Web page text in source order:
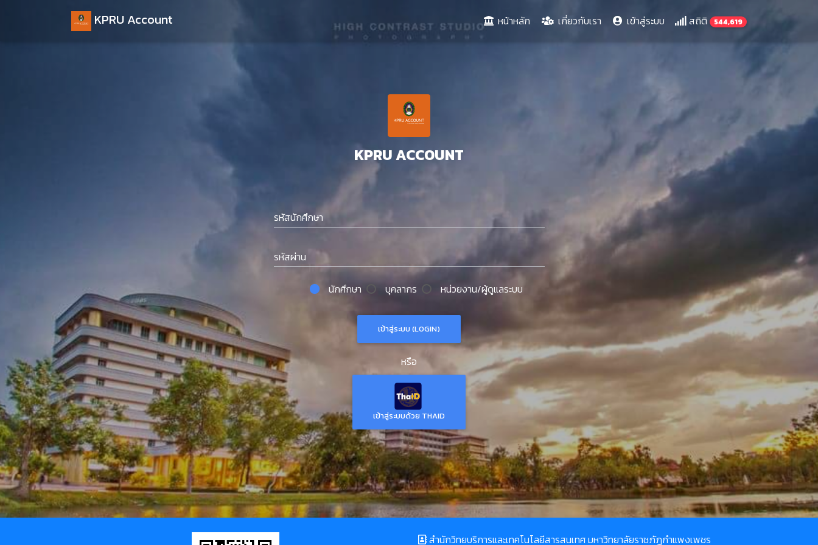
KPRU Account หน้าหลัก(current)เกี่ยวกับเรา เข้าสู่ระบบ สถิติ 544,619
KPRU ACCOUNT
รหัสนักศึกษา
รหัสผ่าน
นักศึกษา บุคลากร หน่วยงาน/ผู้ดูแลระบบ
หรือ
เข้าสู่ระบบด้วย THAID
สำนักวิทยบริการและเทคโนโลยีสารสนเทศ มหาวิทยาลัยราชภัฏกำแพงเพชร